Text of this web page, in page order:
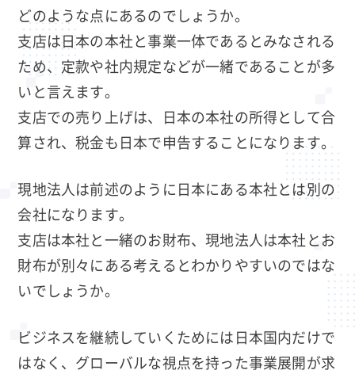
どのような点にあるのでしょうか。
支店は日本の本社と事業一体であるとみなされる
ため、定款や社内規定などが一緒であることが多
いと言えます。
支店での売り上げは、日本の本社の所得として合
算され、税金も日本で申告することになります。
現地法人は前述のように日本にある本社とは別の
会社になります。
支店は本社と一緒のお財布、現地法人は本社とお
財布が別々にある考えるとわかりやすいのではな
いでしょうか。
ビジネスを継続していくためには日本国内だけで
はなく、グローバルな視点を持った事業展開が求